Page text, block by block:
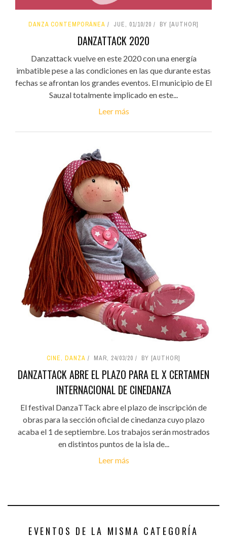
DANZA CONTEMPORÁNEA JUE, 01/10/20 BY [AUTHOR]
DANZATTACK 2020
Danzattack vuelve en este 2020 con una energía
imbatible pese a las condiciones en las que durante estas
fechas se afrontan los grandes eventos. El municipio de El
Sauzal totalmente implicado en este...
Leer más
CINE, DANZA MAR, 24/03/20 BY [AUTHOR]
DANZATTACK ABRE EL PLAZO PARA EL X CERTAMEN
INTERNACIONAL DE CINEDANZA
El festival DanzaTTack abre el plazo de inscripción de
obras para la sección oficial de cinedanza cuyo plazo
acaba el 1 de septiembre. Los trabajos serán mostrados
en distintos puntos de la isla de...
Leer más
EVENTOS DE LA MISMA CATEGORÍA